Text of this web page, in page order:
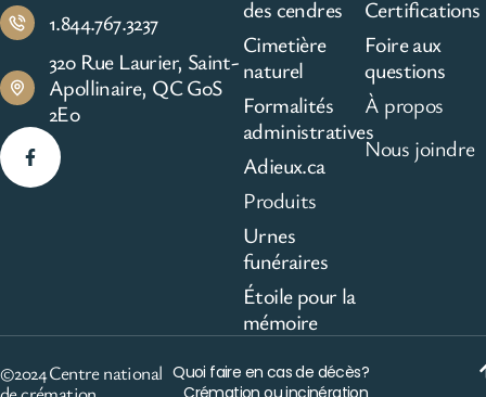
1.844.767.3237
320 Rue Laurier, Saint-
Apollinaire, QC G0S
2E0
des cendres
Cimetière
naturel
Formalités
administratives
Adieux.ca
Produits
Urnes
funéraires
Étoile pour la
mémoire
Certifications
Foire aux
questions
À propos
Nous joindre
©2024 Centre national Quoi faire en cas de décès?
Crémation ou incinération